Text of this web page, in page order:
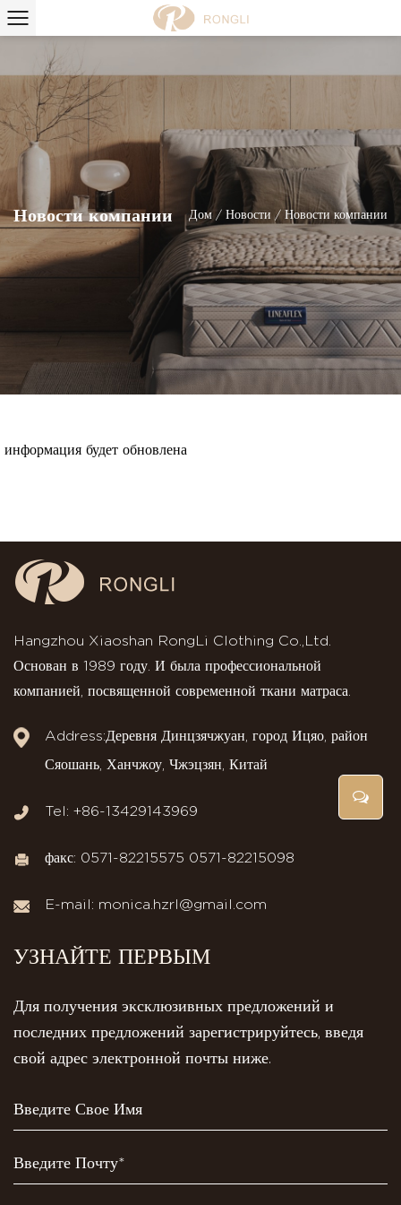
Новости компании Дом / Новости / Новости компании
информация будет обновлена
Hangzhou Xiaoshan RongLi Clothing Co.,Ltd.
Основан в 1989 году. И была профессиональной
компанией, посвященной современной ткани матраса.
Address:Деревня Динцзячжуан, город Ицяо, район
Сяошань, Ханчжоу, Чжэцзян, Китай
Tel: +86-13429143969
факс: 0571-82215575 0571-82215098
E-mail: monica.hzrl@gmail.com
УЗНАЙТЕ ПЕРВЫМ
Для получения эксклюзивных предложений и
последних предложений зарегистрируйтесь, введя
свой адрес электронной почты ниже.